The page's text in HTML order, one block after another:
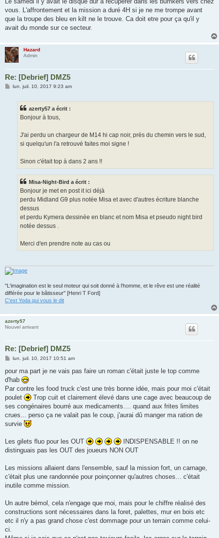
vous. L'affrontement et la mission a duré 4H si je ne me trompe avant
que la troupe des bleu en kilt ne le trouve. Ca doit etre pour ça qu'il y
avait du monde sur ce secteur.
Hazard
Admin
Re: [Debrief] DMZ5
Mlun. juil. 10, 2017 9:23 am
azerty57 a écrit :
Bonjour à tous,
J'ai perdu un chargeur de M14 hi cap noir, près du chemin vers le sud,
si quelqu'un l'a retrouvé faites moi signe !
Sinon c'était top à dans 2 ans !!
Misa-Night-Bird a écrit :
Bonjour je met en post it ici déjà
perdu Midland G9 plus notée Misa et avec d'autres écriture blanche
dessus
et perdu Kymera dessinée en blanc et nom Misa et pseudo night bird
notée dessus .
Merci d'en prendre note au cas ou
"L'imagination est le seul moteur qui soit donné à l'homme, et le rêve est une réalité
différée pour le bâtisseur" [Henri T Ford]
C'est Yoda qui vous le dit
azerty57
Nouvel arrivant
Re: [Debrief] DMZ5
M
s
a
g
lun. juil. 10, 2017 10:51 am
pour ma part je ne vais pas faire un roman c'était juste le top comme
d'hab
Par contre les food truck c'est une très bonne idée, mais pour moi c'était
poulet
Trop cuit et clairement élevé dans une cage avec beaucoup de
ses congénaires bourré aux medicaments.... quand aux frites limites
crues... perso ça ne valait pas le coup, j'aurai dû manger ma ration de
survie
Les gilets fluo pour les OUT
INDISPENSABLE !! on ne
distinguais pas les OUT des joueurs NON OUT
Les missions allaient dans l'ensemble, sauf la mission fort, un carnage,
c'était plus une randonnée pour poinçonner qu'autres choses... c'était
inutile comme mission.
Un autre bémol, cela n'engage que moi, mais pour le chiffre réalisé des
constructions sont nécessaires dans la foret, palettes, mur en bois etc
etc il n'y a pas grand chose c'est dommage pour un terrain comme celui-
ci.